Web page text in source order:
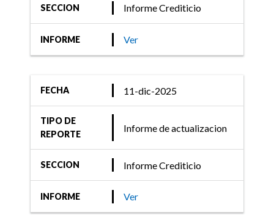
SECCION Informe Crediticio
INFORME Ver
FECHA 11-dic-2025
TIPO DE
REPORTE
Informe de actualizacion
SECCION Informe Crediticio
INFORME Ver